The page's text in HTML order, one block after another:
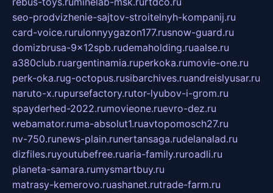
seo-prodvizhenie-sajtov-stroitelnyh-kompanij.ru
card-voice.rurulonnyygazon177.rusnow-guard.ru
domizbrusa-9x12spb.rudemaholding.ruaalse.ru
a380club.ruargentinamia.ruperkoka.rumovie-one.ru
perk-oka.rug-octopus.rusibarchives.ruandreislyusar.ru
naruto-x.rupursefactory.rutor-lyubov-i-grom.ru
spayderhed-2022.rumovieone.ruevro-dez.ru
webamator.ruma-absolut1.ruavtopomosch27.ru
nv-750.runews-plain.runertansaga.rudelanalad.ru
dizfiles.ruyoutubefree.ruaria-family.ruroadli.ru
planeta-samara.rumysmartbuy.ru
matrasy-kemerovo.ruashanet.rutrade-farm.ru